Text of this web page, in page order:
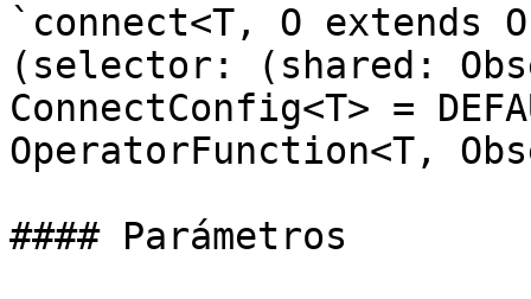
`connect<T, O extends
(selector: (shared:
ConnectConfig<T> =
OperatorFunction<T,
#### Parámetros